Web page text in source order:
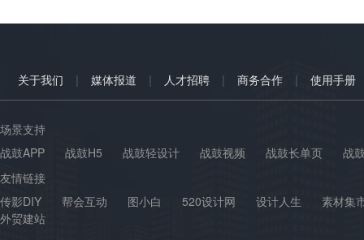
关于我们 | 媒体报道 | 人才招聘 | 商务合作 | 使用手册
场景支持
战鼓APP
战鼓H5 战鼓轻设计 战鼓视频 战鼓长单页
战
友情链接
传影DIY
帮会互动 图小白 520设计网 设计人生
素材集
外贸建站